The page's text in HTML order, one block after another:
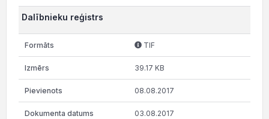
Dalībnieku reģistrs
TIF
39.17 KB
08.08.2017
03.08.2017